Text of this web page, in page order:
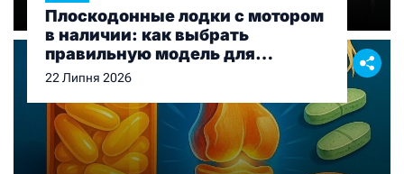
Плоскодонные лодки с мотором
в наличии: как выбрать
правильную модель для
рыбалки и отдыха
22 Липня 2026